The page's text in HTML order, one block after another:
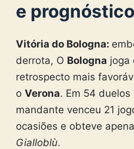
e prognóstico
Vitória do Bologna:
derrota, O Bologna joga
retrospecto mais
o Verona. Em 54 duelos
mandante venceu 21
ocasiões e obteve
Gialloblù.